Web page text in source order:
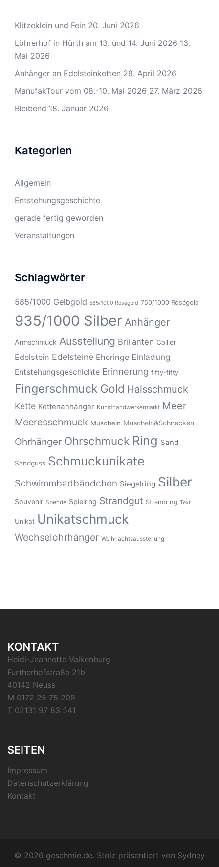
Klitzeklein und Fein 20. Juni 2026
Löhrerhof in Hürth am 13. und 14. Juni 2026 13.
Mai 2026
Anhänger an Edelsteinketten 29. April 2026
ManufakTour vom 08.-10. Mai 2026 27. März 2026
Bleibend 18. Januar 2026
Kategorien
Allgemein
Entstehungsgeschichte
gerade fertig geworden
Veranstaltungen
Schlagwörter
585/1000 Gelbgold 585/1000 Roségold 750/1000 Roségold
935/1000 Silber Anhänger
Armschmuck Ausstellung Brillanten Collier
Edelstein Edelsteine Eheringe Einladung
Entstehungsgeschichte Erinnerung fifty-fifty
Fingerschmuck Gold Halsschmuck
Kette Kettenanhänger Kunsthandwerkermarkt Meer
Meeresschmuck Muscheln Muscheln&Schnecken
Ohrhänger Ohrschmuck Ring Sand
Sandguss Schmuckunikate
Schwimmbadbändchen Siegelring Silber
Souvenir Spende Spielring Strandgut Strandring Text
Unikat Unikatschmuck
Wechselohrhänger Weihnachtsausstellung
KONTAKT
Heidi-Jeannette Valkenburg
Furtherhofstraße 21b
40142 Neuss
M 0172 25 75 208
T 02131 97 83 541
SEITEN
Impressum
Datenschutzerklärung
Kontakt
© 2026 geschmie.de. Stolz präsentiert von Sydney